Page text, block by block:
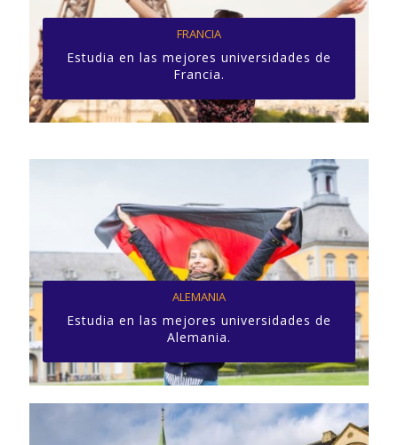
FRANCIA
Estudia en las mejores universidades de
Francia.
ALEMANIA
Estudia en las mejores universidades de
Alemania.